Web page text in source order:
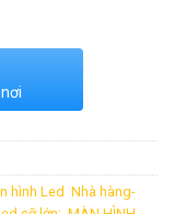
hình Led Nhà hàng-